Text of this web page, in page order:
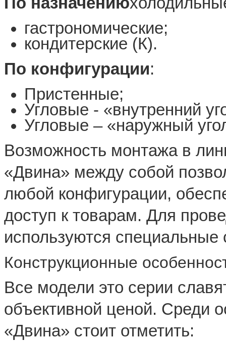
гастрономические;
кондитерские (К).
По конфигурации:
Пристенные;
Угловые - «внутренний
Угловые – «наружный
Возможность монтажа в
«Двина» между собой
любой конфигурации,
доступ к товарам. Для
используются
Конструкционные
Все модели это серии
объективной ценой. Среди
«Двина» стоит отметить: